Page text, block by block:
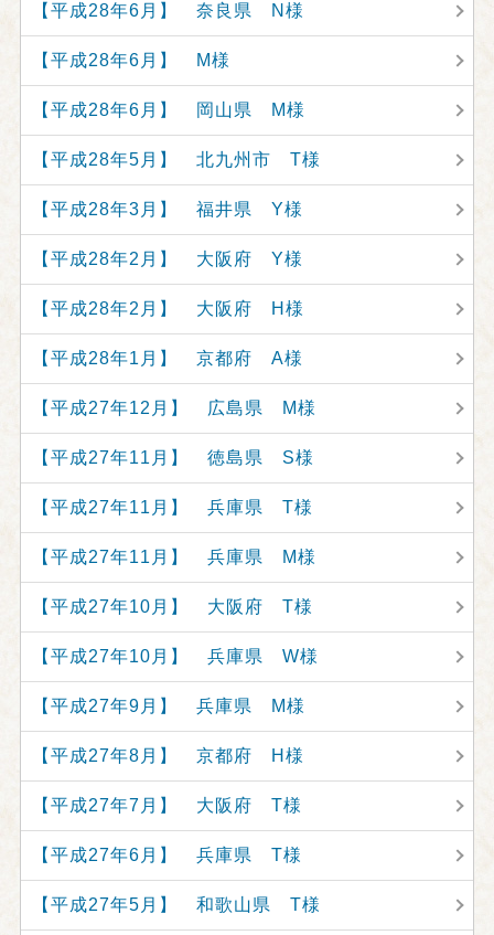
【平成28年6月】 奈良県 N様
【平成28年6月】 M様
【平成28年6月】 岡山県 M様
【平成28年5月】 北九州市 T様
【平成28年3月】 福井県 Y様
【平成28年2月】 大阪府 Y様
【平成28年2月】 大阪府 H様
【平成28年1月】 京都府 A様
【平成27年12月】 広島県 M様
【平成27年11月】 徳島県 S様
【平成27年11月】 兵庫県 T様
【平成27年11月】 兵庫県 M様
【平成27年10月】 大阪府 T様
【平成27年10月】 兵庫県 W様
【平成27年9月】 兵庫県 M様
【平成27年8月】 京都府 H様
【平成27年7月】 大阪府 T様
【平成27年6月】 兵庫県 T様
【平成27年5月】 和歌山県 T様